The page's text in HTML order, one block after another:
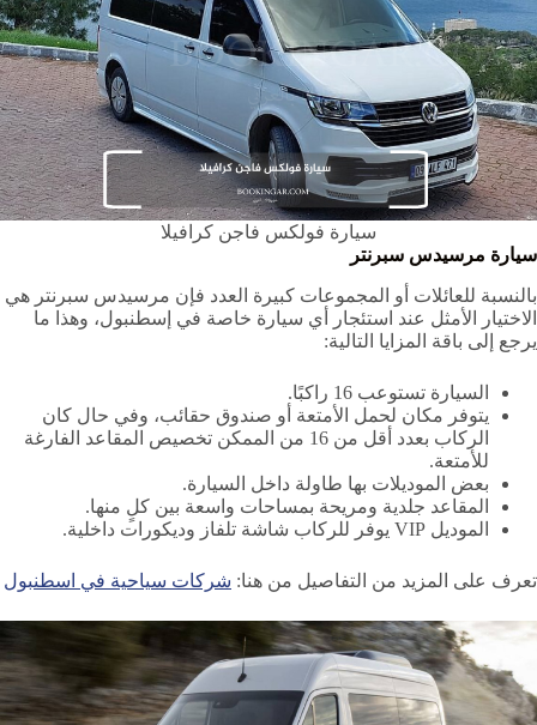
سيارة فولكس فاجن كرافيلا
سيارة مرسيدس سبرنتر
بالنسبة للعائلات أو المجموعات كبيرة العدد فإن مرسيدس سبرنتر هي
الاختيار الأمثل عند استئجار أي سيارة خاصة في إسطنبول، وهذا ما
يرجع إلى باقة المزايا التالية:
السيارة تستوعب 16 راكبًا.
يتوفر مكان لحمل الأمتعة أو صندوق حقائب، وفي حال كان
الركاب بعدد أقل من 16 من الممكن تخصيص المقاعد الفارغة
للأمتعة.
بعض الموديلات بها طاولة داخل السيارة.
المقاعد جلدية ومريحة بمساحات واسعة بين كلٍ منها.
الموديل VIP يوفر للركاب شاشة تلفاز وديكورات داخلية.
تعرف على المزيد من التفاصيل من هنا: شركات سياحية في اسطنبول